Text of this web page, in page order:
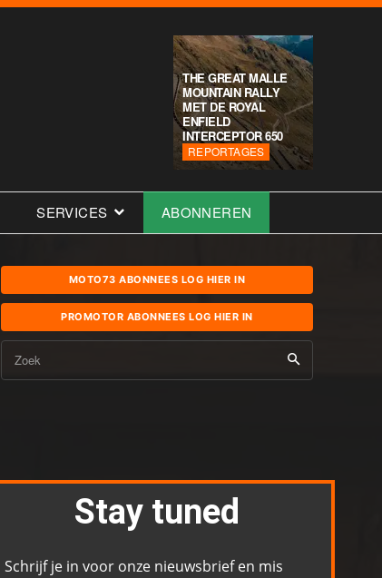
THE GREAT MALLE
MOUNTAIN RALLY
MET DE ROYAL
ENFIELD
INTERCEPTOR 650
REPORTAGES
SERVICES ABONNEREN
MOTO73 ABONNEES LOG HIER IN
PROMOTOR ABONNEES LOG HIER IN
Zoek
Stay tuned
Schrijf je in voor onze nieuwsbrief en mis